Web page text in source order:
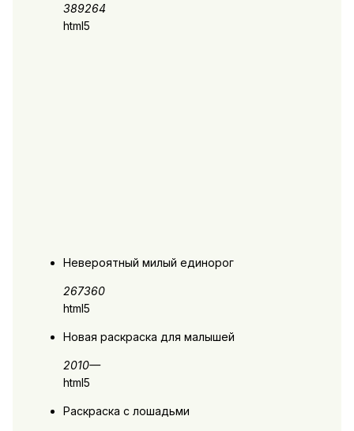
389264
html5
Невероятный милый единорог
267360
html5
Новая раскраска для малышей
2010—
html5
Раскраска с лошадьми